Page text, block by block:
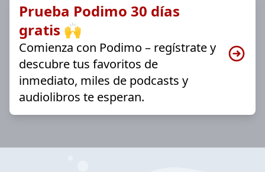
Prueba Podimo 30 días
gratis 🙌
Comienza con Podimo – regístrate y
descubre tus favoritos de
inmediato, miles de podcasts y
audiolibros te esperan.